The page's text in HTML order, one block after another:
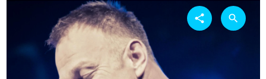
share search